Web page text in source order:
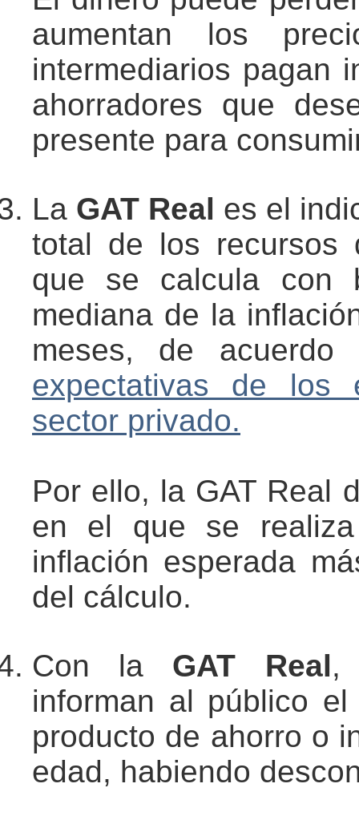
aumentan los
intermediarios pagan
ahorradores que
presente para
La GAT Real es el
total de los recursos
que se calcula con
mediana de la
meses, de
expectativas de los
sector privado.
Por ello, la GAT Real
en el que se
inflación esperada
del cálculo.
Con la GAT Real,
informan al público
producto de ahorro o
edad, habiendo